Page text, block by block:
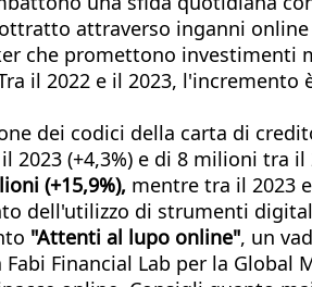
attraverso inganni
che promettono investimenti
il 2022 e il 2023,
dei codici della carta di
(+4,3%) e di 8 milioni tra il
(+15,9%), mentre tra il 2023
dell'utilizzo di strumenti
"Attenti al lupo online", un
Financial Lab per la